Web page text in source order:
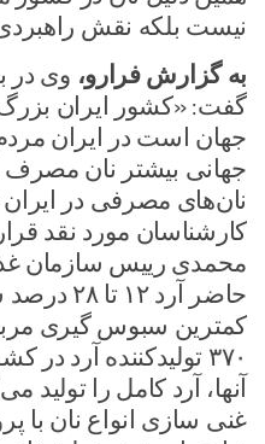
نیست بلکه نقش
به گزارش فرارو، وی در
گفت: «کشور ایران
جهانی بیشتر نان مصرف
نان‌های مصرفی در ایران
کارشناسان مورد نقد
محمدی رییس سازمان
حاضر
کمترین سبوس گیری
آنها، آرد کامل را تولید